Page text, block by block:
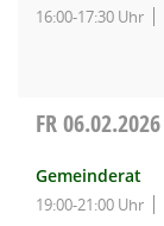
16:00-17:30 Uhr
FR06.02.2026
Gemeinderat
19:00-21:00 Uhr